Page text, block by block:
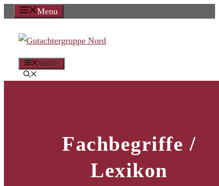
Zum
springen
Menu
MENÜ
Fachbegriffe /
Lexikon